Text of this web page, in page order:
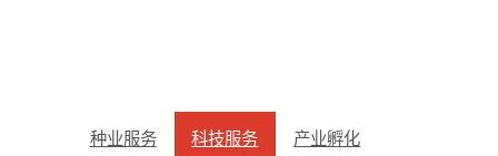
科技服务
种业服务 科技服务 产业孵化